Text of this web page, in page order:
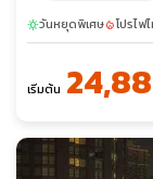
sunnyวันหยุดพิเศษlocal_fire_departmentโปรไฟ
เริ่มต้น